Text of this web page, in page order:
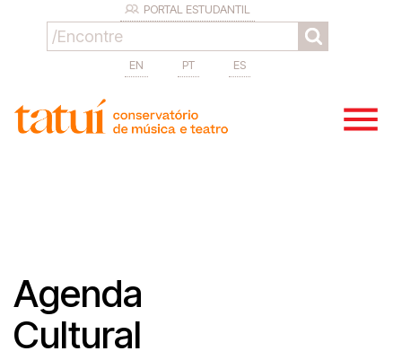
PORTAL ESTUDANTIL
EN PT ES
Agenda
Cultural